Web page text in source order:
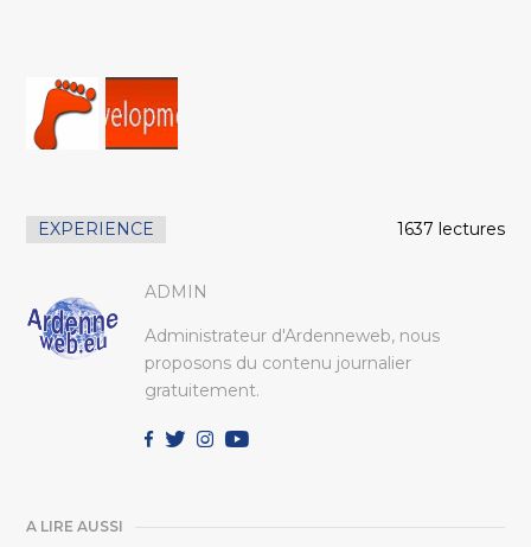
EXPERIENCE 1637 lectures
ADMIN
Administrateur d'Ardenneweb, nous
proposons du contenu journalier
gratuitement.
A LIRE AUSSI